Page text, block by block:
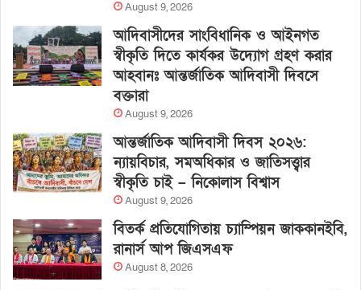
August 9, 2026
আদিবাসীদের সাংবিধানিক ও আইনগত
স্বীকৃতি দিতে কার্যকর উদ্যোগ গ্রহণ করার
আহবানঃ আন্তর্জাতিক আদিবাসী দিবসে
বক্তারা
August 9, 2026
আন্তর্জাতিক আদিবাসী দিবস ২০২৬:
ন্যায়বিচার, সমঅধিকার ও জাতিসত্ত্বার
স্বীকৃতি চাই – নিকোলাস বিশ্বাস
August 9, 2026
বিতর্ক প্রতিযোগিতায় চ্যাম্পিয়ন জাককানইবি,
রানার্স আপ জিএসএফ
August 8, 2026